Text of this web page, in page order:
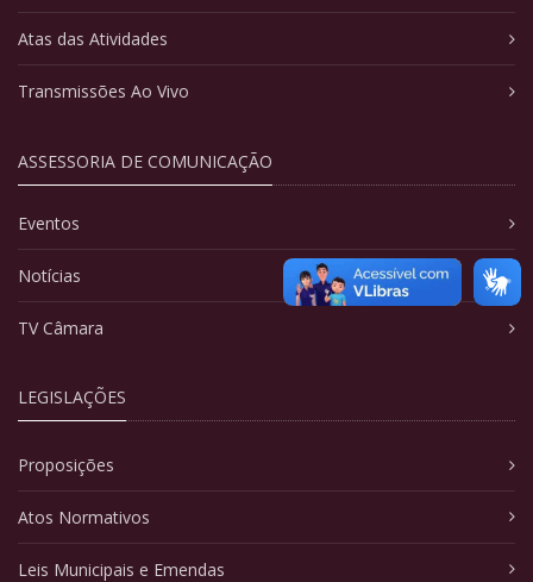
Atas das Atividades
Transmissões Ao Vivo
ASSESSORIA DE COMUNICAÇÃO
Eventos
Notícias
TV Câmara
LEGISLAÇÕES
Proposições
Atos Normativos
Leis Municipais e Emendas